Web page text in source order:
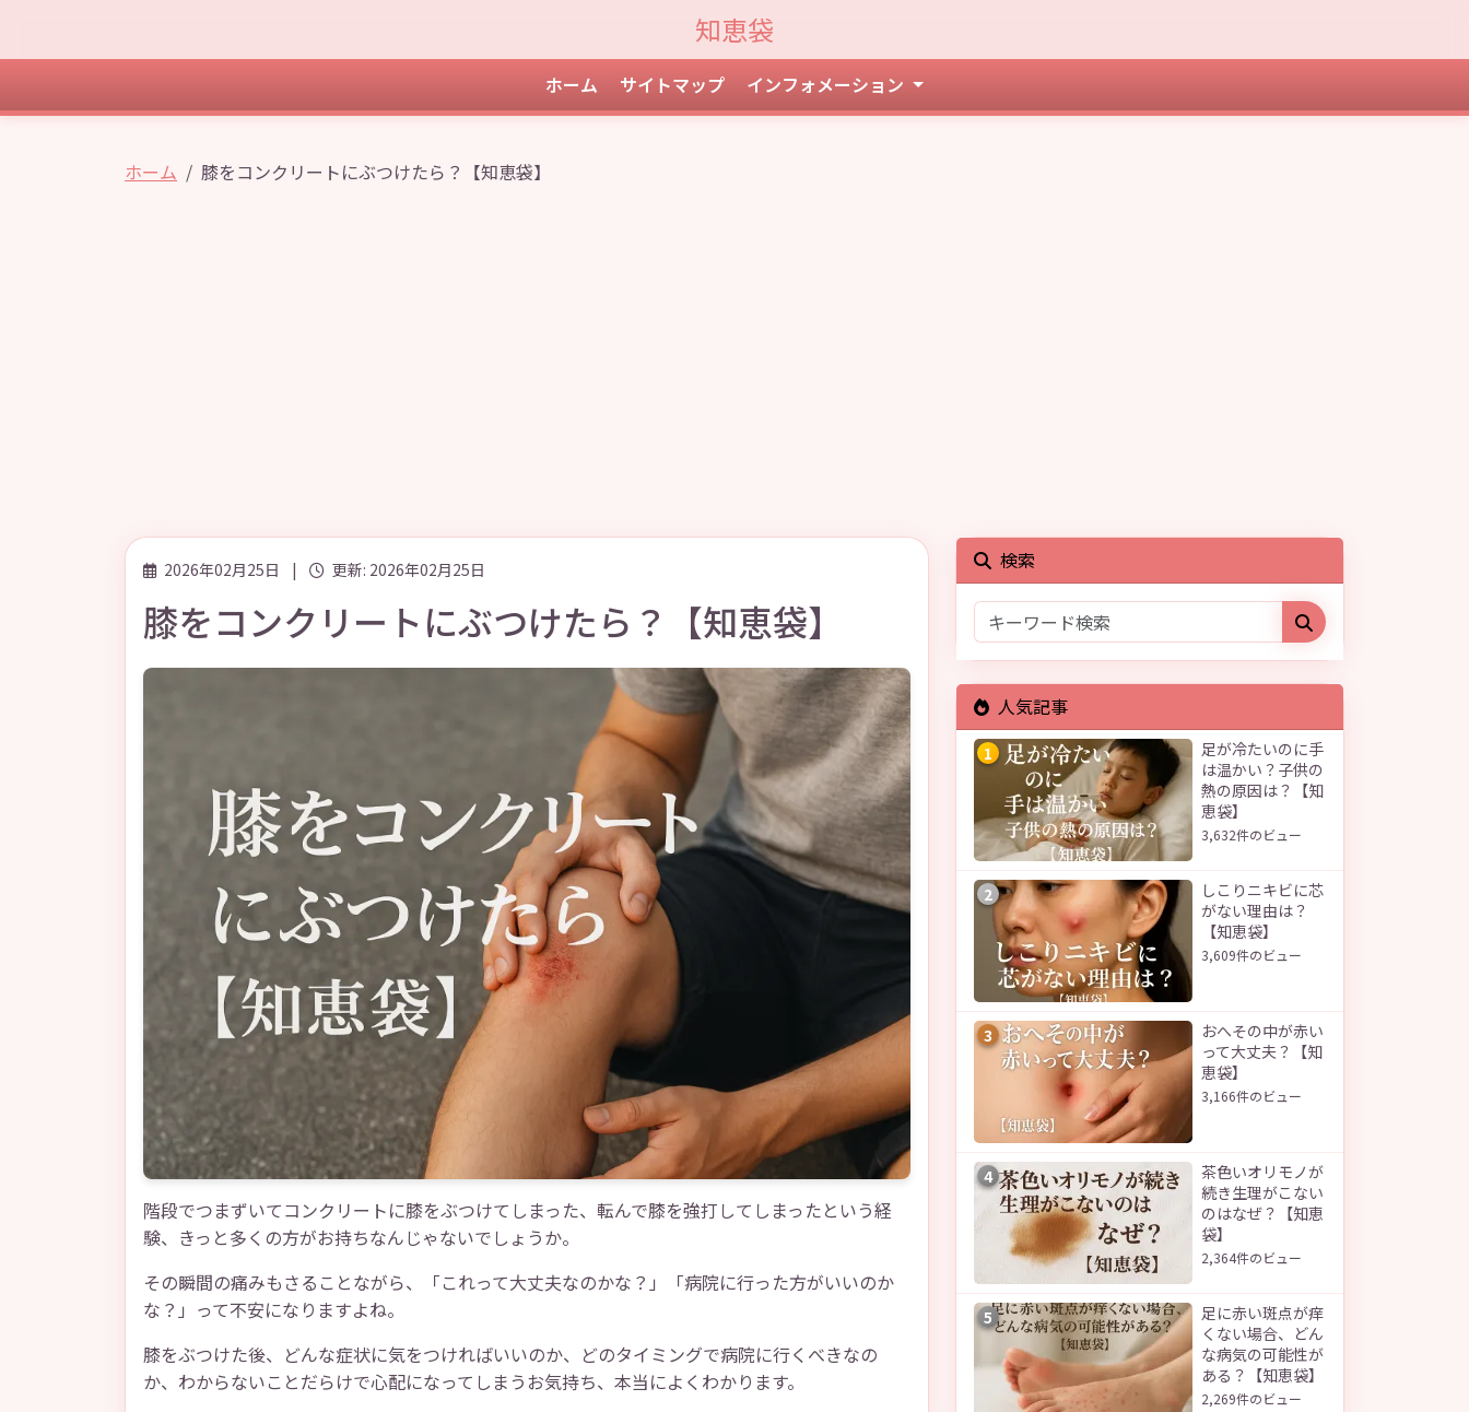
知恵袋
ホーム サイトマップ インフォメーション
ホーム 膝をコンクリートにぶつけたら？【知恵袋】
2026年02月25日 | 更新: 2026年02月25日
膝をコンクリートにぶつけたら？【知恵袋】
階段でつまずいてコンクリートに膝をぶつけてしまった、転んで膝を強打してしまったという経
験、きっと多くの方がお持ちなんじゃないでしょうか。
その瞬間の痛みもさることながら、「これって大丈夫なのかな？」「病院に行った方がいいのか
な？」って不安になりますよね。
膝をぶつけた後、どんな症状に気をつければいいのか、どのタイミングで病院に行くべきなの
か、わからないことだらけで心配になってしまうお気持ち、本当によくわかります。
検索
人気記事
1
足が冷たいのに手
は温かい？子供の
熱の原因は？【知
恵袋】
3,632件のビュー
2
しこりニキビに芯
がない理由は？
【知恵袋】
3,609件のビュー
3
おへその中が赤い
って大丈夫？【知
恵袋】
3,166件のビュー
4
茶色いオリモノが
続き生理がこない
のはなぜ？【知恵
袋】
2,364件のビュー
5
足に赤い斑点が痒
くない場合、どん
な病気の可能性が
ある？【知恵袋】
2,269件のビュー